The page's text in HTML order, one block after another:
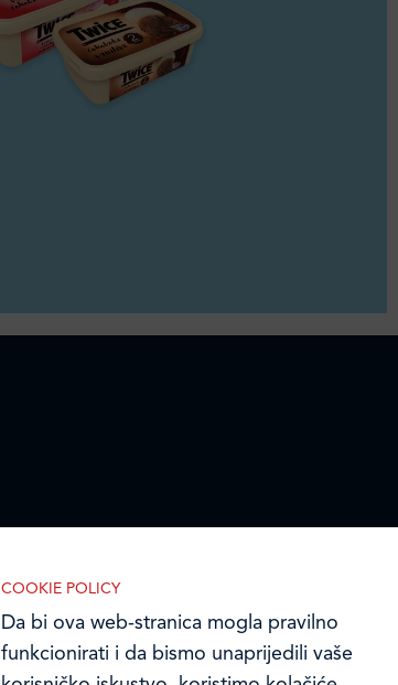
COOKIE POLICY
Da bi ova web-stranica mogla pravilno
funkcionirati i da bismo unaprijedili vaše